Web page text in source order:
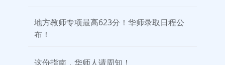
地方教师专项最高623分！华师录取日程公
布！
这份指南，华师人请周知！